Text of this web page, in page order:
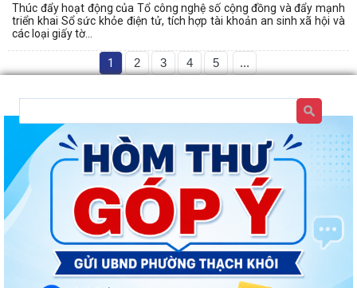
Thúc đẩy hoạt động của Tổ công nghệ số cộng đồng và đẩy mạnh
triển khai Sổ sức khỏe điện tử, tích hợp tài khoản an sinh xã hội và
các loại giấy tờ...
1 2 3 4 5 ...